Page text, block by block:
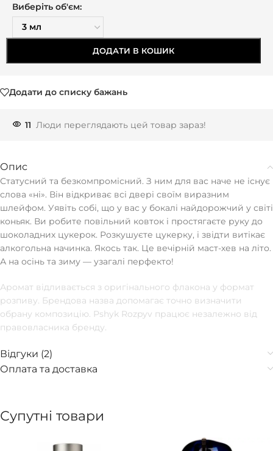
Виберіть об'єм:
ДОДАТИ В КОШИК
Додати до списку бажань
11 Люди переглядають цей товар зараз!
Опис
Статусний та безкомпромісний. З ним для вас наче не існує
слова «ні». Він відкриває всі двері своїм виразним
шлейфом. Уявіть собі, що у вас у бокалі найдорожчий у світі
коньяк. Ви робите повільний ковток і простягаєте руку до
шоколадних цукерок. Розкушуєте цукерку, і звідти витікає
алкогольна начинка. Якось так. Це вечірній маст-хев на літо.
А на осінь та зиму — узагалі перфекто!
Аромат відливається з оригінального флакона у формат
розпиву. Брендова назва допомагає точно визначити
обрану композицію. Pshyk Rozpyv працює незалежно від
правовласника бренду.
Відгуки (2)
Оплата та доставка
Супутні товари